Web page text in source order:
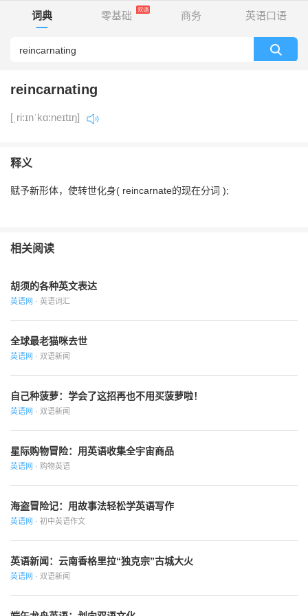
词典 零基础 商务 英语口语
reincarnating
[ˌri:ɪnˈkɑ:neɪtɪŋ]
释义
赋予新形体，使转世化身( reincarnate的现在分词 );
相关阅读
胡须的各种英文表达
英语网 · 英语词汇
全球最老猫咪去世
英语网 · 双语新闻
自己种菠萝：学会了这招再也不用买菠萝啦！
英语网 · 双语新闻
星际购物冒险：用英语收集全宇宙商品
英语网 · 购物英语
海盗冒险记：用故事法轻松学英语写作
英语网 · 初中英语作文
英语新闻：云南香格里拉“独克宗”古城大火
英语网 · 双语新闻